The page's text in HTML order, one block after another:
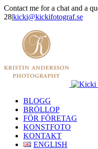
Skip
to
Contact me for a chat and a
28|kicki@kickifotograf.se
BLOGG
BRÖLLOP
FÖR FÖRETAG
KONSTFOTO
KONTAKT
ENGLISH